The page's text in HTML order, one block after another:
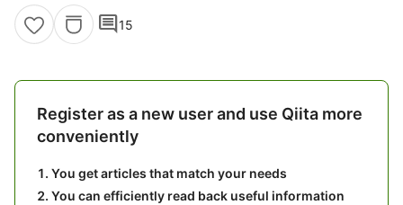
comment15
Register as a new user and use Qiita more
conveniently
You get articles that match your needs
You can efficiently read back useful information